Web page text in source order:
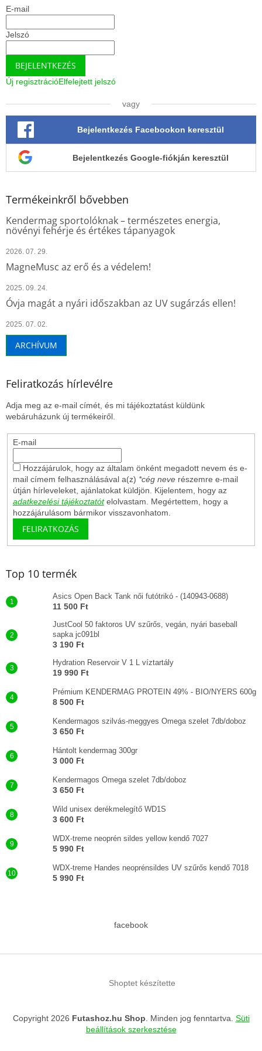
e
m
e
i
E-mail
Jelszó
BEJELENTKEZÉS
Új regisztrációElfelejtett jelszó
vagy
Bejelentkezés Facebookon keresztül
Bejelentkezés Google-fiókján keresztül
Termékeinkről bővebben
Kendermag sportolóknak – természetes energia,
növényi fehérje és értékes tápanyagok
2026. 07. 29.
MagneMusc az erő és a védelem!
2025. 09. 24.
Óvja magát a nyári időszakban az UV sugárzás ellen!
2025. 07. 02.
ARCHÍVUM
Feliratkozás hírlevélre
Adja meg az e-mail címét, és mi tájékoztatást küldünk
webáruházunk új termékeiről.
E-mail
Hozzájárulok, hogy az általam önként megadott nevem és e-
mail címem felhasználásával a(z) *cég neverészemre e-mail
útján hírleveleket, ajánlatokat küldjön. Kijelentem, hogy az
adatkezelési tájékoztatót elolvastam. Megértettem, hogy a
hozzájárulásom bármikor visszavonhatom.
FELIRATKOZÁS
Top 10 termék
Asics Open Back Tank női futótrikó - (140943-0688)
11 500 Ft
JustCool 50 faktoros UV szűrős, vegán, nyári baseball
sapka jc091bl
3 190 Ft
Hydration Reservoir V 1 L víztartály
19 990 Ft
Prémium KENDERMAG PROTEIN 49% - BIO/NYERS 600g
8 500 Ft
Kendermagos szilvás-meggyes Omega szelet 7db/doboz
3 650 Ft
Hántolt kendermag 300gr
3 000 Ft
Kendermagos Omega szelet 7db/doboz
3 650 Ft
Wild unisex derékmelegítő WD1S
3 600 Ft
WDX-treme neoprén sildes yellow kendő 7027
5 990 Ft
WDX-treme Handes neoprénsildes UV szűrős kendő 7018
5 990 Ft
facebook
Shoptet készítette
Copyright 2026 Futashoz.hu Shop. Minden jog fenntartva. Süti
beállítások szerkesztése